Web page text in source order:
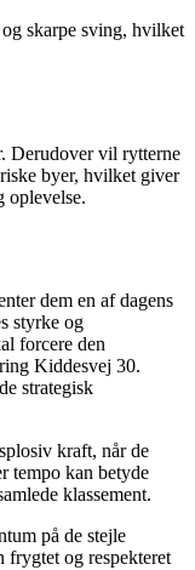
skarpe sving, hvilket
Derudover vil rytterne
byer, hvilket giver
oplevelse.
dem en af dagens
styrke og
forcere den
Kiddesvej 30.
strategisk
kraft, når de
tempo kan betyde
klassement.
på de stejle
og respekteret